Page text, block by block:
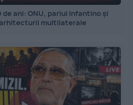
de ani: ONU, pariul Infantino și
multilaterale